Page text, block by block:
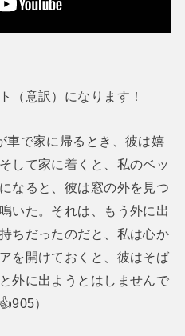
（意訳）になります！
車で家に帰るとき、彼は嬉
して家に着くと、私のベッ
なると、彼は窓の外を見つ
いた。それは、もう外に出
ちだったのだと、私は心か
を開けておくと、彼はそば
外に出ようとはしませんで
）